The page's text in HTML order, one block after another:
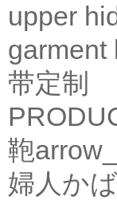
upper
garment
带定制
鞄
婦人か